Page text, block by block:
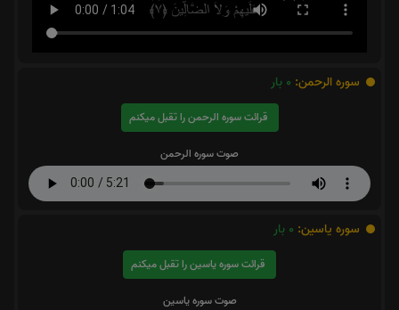
سوره الرحمن: 0 بار
قرائت سوره الرحمن را تقبل میکنم
صوت سوره الرحمن
سوره یاسین: 0 بار
قرائت سوره یاسین را تقبل میکنم
صوت سوره یاسین